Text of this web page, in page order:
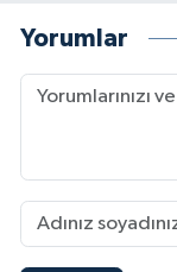
Yorumlar